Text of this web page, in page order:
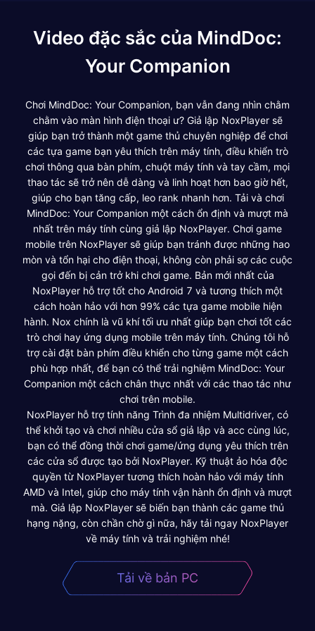
Video đặc sắc của MindDoc:
Your Companion
Chơi MindDoc: Your Companion, bạn vẫn đang nhìn chằm
chằm vào màn hình điện thoại ư? Giả lập NoxPlayer sẽ
giúp bạn trở thành một game thủ chuyên nghiệp để chơi
các tựa game bạn yêu thích trên máy tính, điều khiển trò
chơi thông qua bàn phím, chuột máy tính và tay cầm, mọi
thao tác sẽ trở nên dễ dàng và linh hoạt hơn bao giờ hết,
giúp cho bạn tăng cấp, leo rank nhanh hơn. Tải và chơi
MindDoc: Your Companion một cách ổn định và mượt mà
nhất trên máy tính cùng giả lập NoxPlayer. Chơi game
mobile trên NoxPlayer sẽ giúp bạn tránh được những hao
mòn và tổn hại cho điện thoại, không còn phải sợ các cuộc
gọi đến bị cản trở khi chơi game. Bản mới nhất của
NoxPlayer hỗ trợ tốt cho Android 7 và tương thích một
cách hoàn hảo với hơn 99% các tựa game mobile hiện
hành. Nox chính là vũ khí tối ưu nhất giúp bạn chơi tốt các
trò chơi hay ứng dụng mobile trên máy tính. Chúng tôi hỗ
trợ cài đặt bàn phím điều khiển cho từng game một cách
phù hợp nhất, để bạn có thể trải nghiệm MindDoc: Your
Companion một cách chân thực nhất với các thao tác như
chơi trên mobile.
NoxPlayer hỗ trợ tính năng Trình đa nhiệm Multidriver, có
thể khởi tạo và chơi nhiều cửa sổ giả lập và acc cùng lúc,
bạn có thể đồng thời chơi game/ứng dụng yêu thích trên
các cửa sổ được tạo bởi NoxPlayer. Kỹ thuật ảo hóa độc
quyền từ NoxPlayer tương thích hoàn hảo với máy tính
AMD và Intel, giúp cho máy tính vận hành ổn định và mượt
mà. Giả lập NoxPlayer sẽ biến bạn thành các game thủ
hạng nặng, còn chần chờ gì nữa, hãy tải ngay NoxPlayer
về máy tính và trải nghiệm nhé!
Tải về bản PC